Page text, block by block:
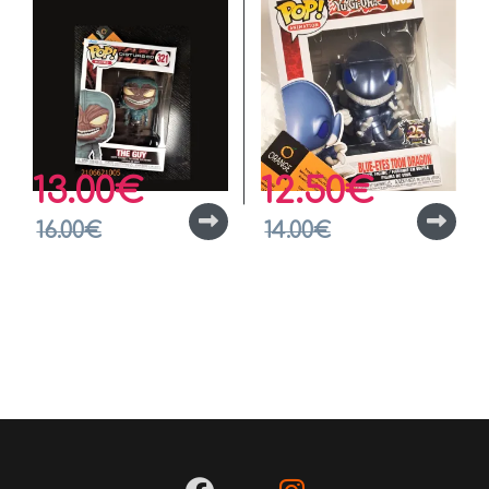
13.00€
16.00€
12.50€
14.00€